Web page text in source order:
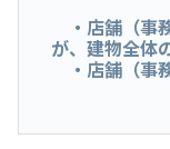
・店舗（事
が、建物全体
・店舗（事